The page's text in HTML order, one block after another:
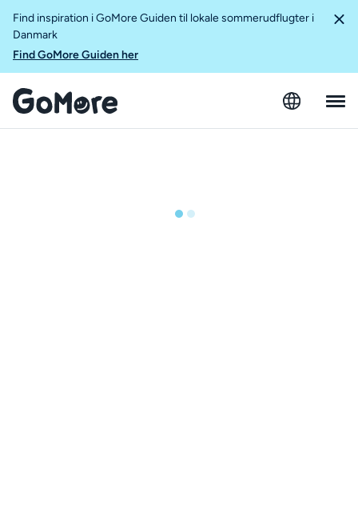
Find inspiration i GoMore Guiden til lokale sommerudflugter i
Danmark
Find GoMore Guiden her